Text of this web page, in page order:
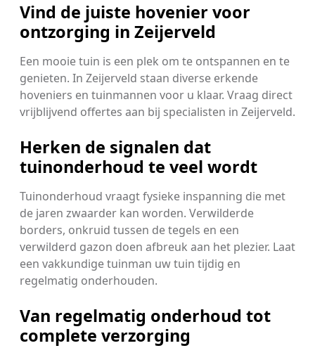
Vind de juiste hovenier voor
ontzorging in Zeijerveld
Een mooie tuin is een plek om te ontspannen en te
genieten. In Zeijerveld staan diverse erkende
hoveniers en tuinmannen voor u klaar. Vraag direct
vrijblijvend offertes aan bij specialisten in Zeijerveld.
Herken de signalen dat
tuinonderhoud te veel wordt
Tuinonderhoud vraagt fysieke inspanning die met
de jaren zwaarder kan worden. Verwilderde
borders, onkruid tussen de tegels en een
verwilderd gazon doen afbreuk aan het plezier. Laat
een vakkundige tuinman uw tuin tijdig en
regelmatig onderhouden.
Van regelmatig onderhoud tot
complete verzorging